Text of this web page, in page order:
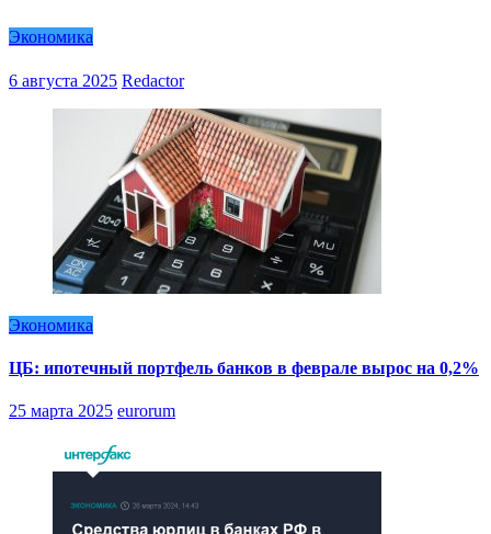
Экономика
6 августа 2025 Redactor
Экономика
ЦБ: ипотечный портфель банков в феврале вырос на 0,2%
25 марта 2025 eurorum